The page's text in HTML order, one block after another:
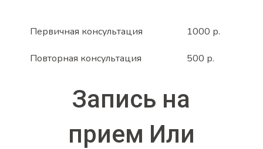
Первичная консультация 1000 р.
Повторная консультация 500 р.
Запись на
прием Или